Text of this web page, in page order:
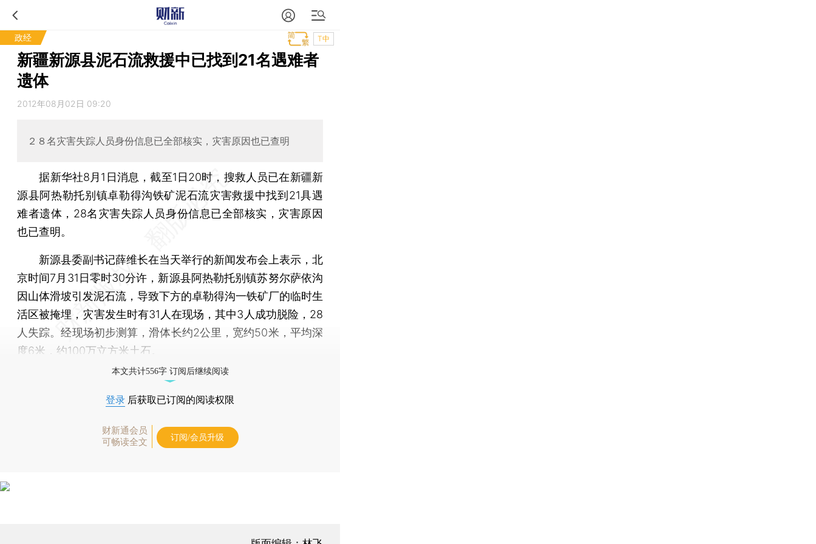
政经 T中
新疆新源县泥石流救援中已找到21名遇难者
遗体
2012年08月02日 09:20
２８名灾害失踪人员身份信息已全部核实，灾害原因也已查明
据新华社8月1日消息，截至1日20时，搜救人员已在新疆新
源县阿热勒托别镇卓勒得沟铁矿泥石流灾害救援中找到21具遇
难者遗体，28名灾害失踪人员身份信息已全部核实，灾害原因
也已查明。
新源县委副书记薛维长在当天举行的新闻发布会上表示，北
京时间7月31日零时30分许，新源县阿热勒托别镇苏努尔萨依沟
因山体滑坡引发泥石流，导致下方的卓勒得沟一铁矿厂的临时生
活区被掩埋，灾害发生时有31人在现场，其中3人成功脱险，28
人失踪。经现场初步测算，滑体长约2公里，宽约50米，平均深
度6米，约100万立方米土石。
本文共计556字 订阅后继续阅读
登录 后获取已订阅的阅读权限
财新通会员
可畅读全文
订阅/会员升级